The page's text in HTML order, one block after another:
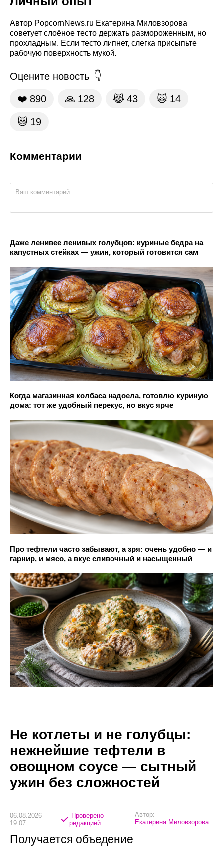
Автор PopcornNews.ru Екатерина Миловзорова
советует слоёное тесто держать размороженным, но
прохладным. Если тесто липнет, слегка присыпьте
рабочую поверхность мукой.
Оцените новость
❤️ 890 🙏 128 😹 43 🙀 14
😿 19
Комментарии
Даже ленивее ленивых голубцов: куриные бедра на
капустных стейках — ужин, который готовится сам
Когда магазинная колбаса надоела, готовлю куриную
дома: тот же удобный перекус, но вкус ярче
Про тефтели часто забывают, а зря: очень удобно — и
гарнир, и мясо, а вкус сливочный и насыщенный
Не котлеты и не голубцы:
нежнейшие тефтели в
овощном соусе — сытный
ужин без сложностей
06.08.2026
19:07
Проверено
редакцией
Автор:
Екатерина Миловзорова
Получается объедение